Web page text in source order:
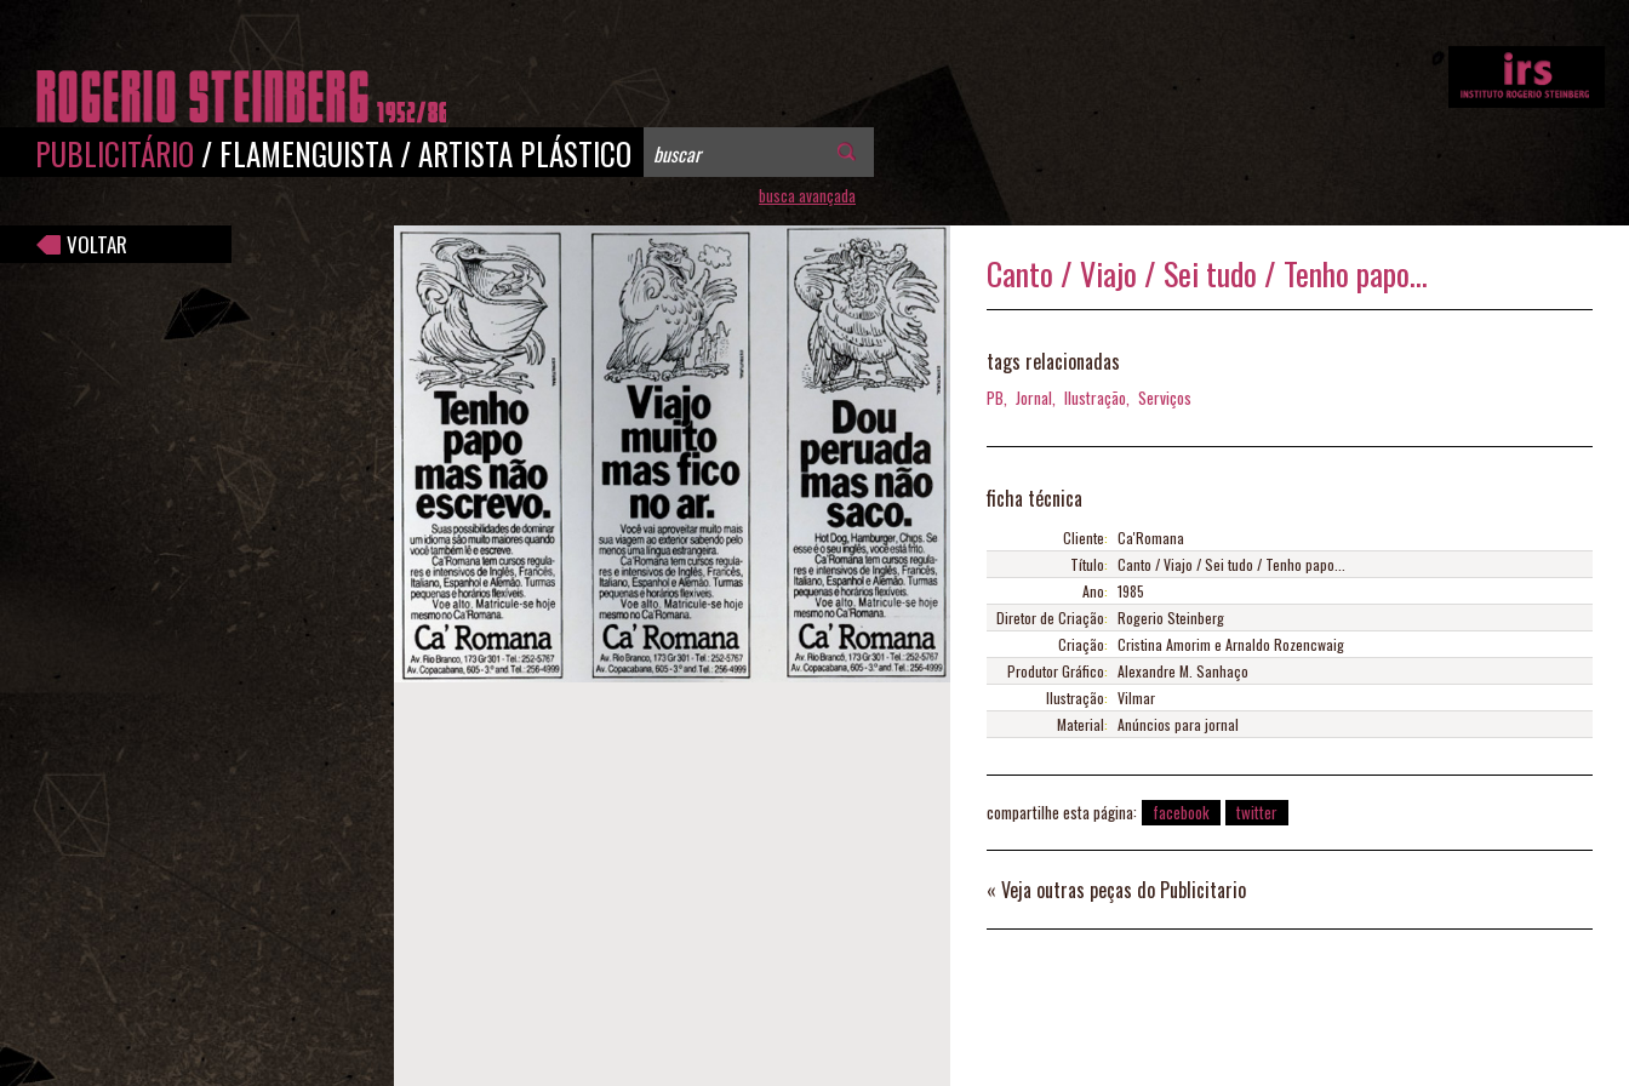
PUBLICITÁRIO / FLAMENGUISTA/ARTISTA PLÁSTICO
busca avançada
VOLTAR
Canto / Viajo / Sei tudo / Tenho papo...
tags relacionadas
PB, Jornal, Ilustração, Serviços
ficha técnica
Cliente: Ca'Romana
Título: Canto / Viajo / Sei tudo / Tenho papo...
Ano: 1985
Diretor de Criação: Rogerio Steinberg
Criação: Cristina Amorim e Arnaldo Rozencwaig
Produtor Gráfico: Alexandre M. Sanhaço
Ilustração: Vilmar
Material: Anúncios para jornal
compartilhe esta página: facebook twitter
« Veja outras peças do Publicitario